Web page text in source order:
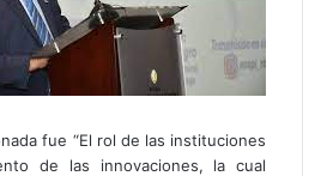
fue “El rol de las instituciones
de las innovaciones, la cual